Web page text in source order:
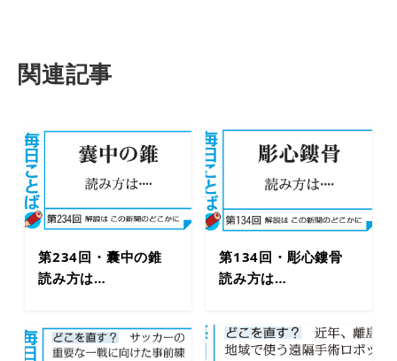
関連記事
第234回・囊中の錐
読み方は…
第134回・彫心鏤骨
読み方は…